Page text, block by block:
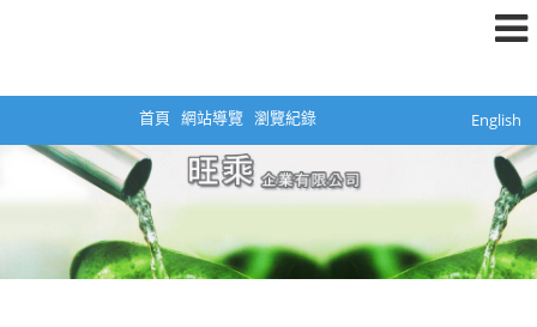
首頁 網站導覽 English
瀏覽紀錄